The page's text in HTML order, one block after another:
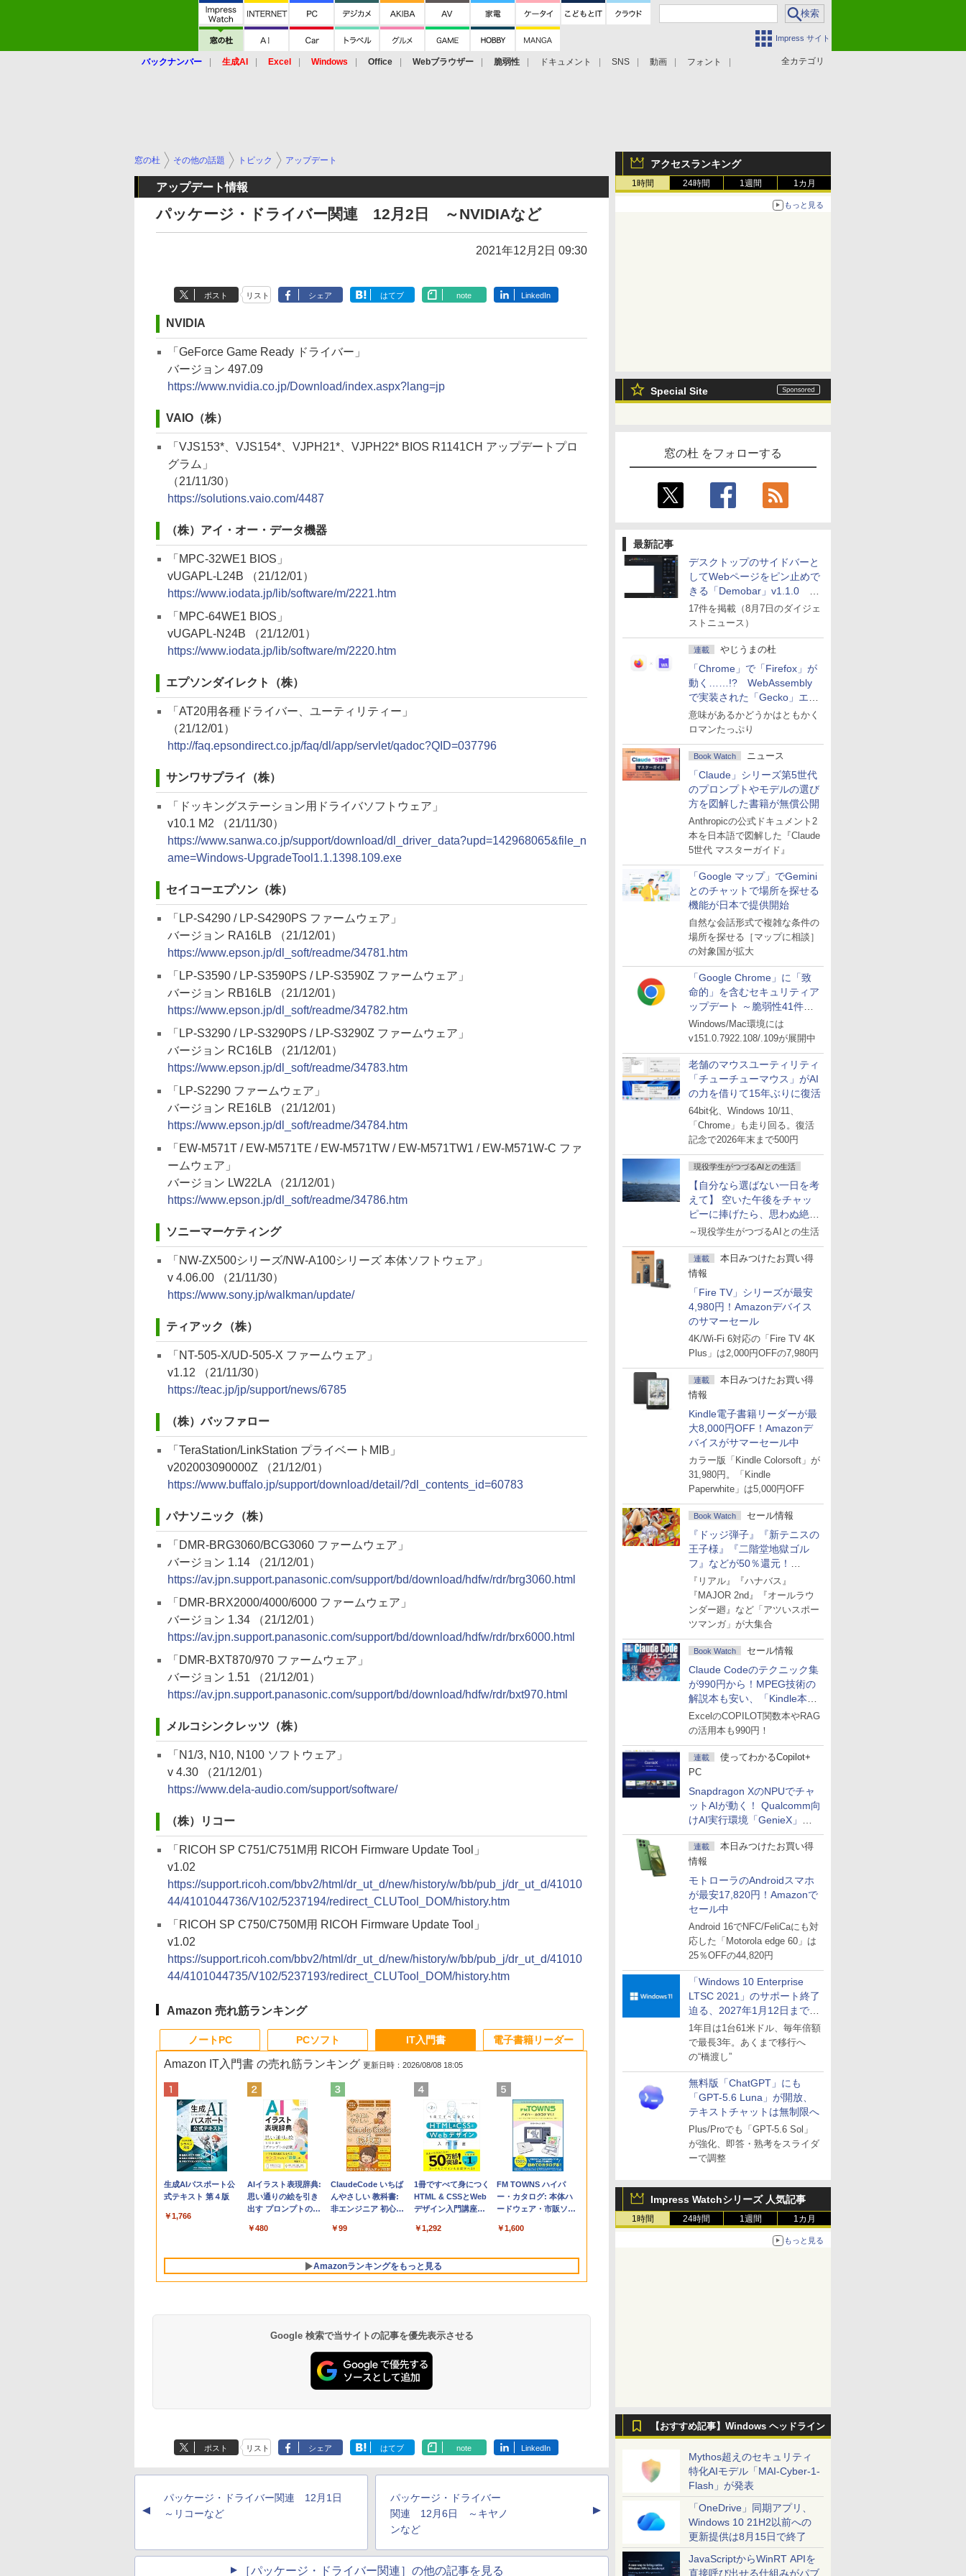
Impress サイト
全カテゴリ
バックナンバー 生成AI Excel Windows Office Webブラウザー 脆弱性 ドキュメント SNS 動画 フォント
アクセスランキング
1時間 24時間 1週間 1カ月
もっと見る
Special Site
窓の杜 をフォローする
最新記事
デスクトップのサイドバーと
してWebページをピン止めで
きる「Demobar」v1.1.0 ほ
か
17件を掲載（8月7日のダイジェ
ストニュース）
連載 やじうまの杜
「Chrome」で「Firefox」が
動く……!? WebAssembly
で実装された「Gecko」エン
ジン
意味があるかどうかはともかく
ロマンたっぷり
Book Watch ニュース
「Claude」シリーズ第5世代
のプロンプトやモデルの選び
方を図解した書籍が無償公開
Anthropicの公式ドキュメント2
本を日本語で図解した『Claude
5世代 マスターガイド』
「Google マップ」でGemini
とのチャットで場所を探せる
機能が日本で提供開始
自然な会話形式で複雑な条件の
場所を探せる［マップに相談］
の対象国が拡大
「Google Chrome」に「致
命的」を含むセキュリティア
ップデート ～脆弱性41件に
対処
Windows/Mac環境には
v151.0.7922.108/.109が展開中
老舗のマウスユーティリティ
「チューチューマウス」がAI
の力を借りて15年ぶりに復活
64bit化、Windows 10/11、
「Chrome」も走り回る。復活
記念で2026年末まで500円
現役学生がつづるAIとの生活
【自分なら選ばない一日を考
えて】 空いた午後をチャッ
ピーに捧げたら、思わぬ絶景
に出会った話
～現役学生がつづるAIとの生活
連載
本日みつけたお買い得
情報
「Fire TV」シリーズが最安
4,980円！Amazonデバイス
のサマーセール
4K/Wi-Fi 6対応の「Fire TV 4K
Plus」は2,000円OFFの7,980円
連載
本日みつけたお買い得
情報
Kindle電子書籍リーダーが最
大8,000円OFF！Amazonデ
バイスがサマーセール中
カラー版「Kindle Colorsoft」が
31,980円。「Kindle
Paperwhite」は5,000円OFF
Book Watch セール情報
『ドッジ弾子』『新テニスの
王子様』『二階堂地獄ゴル
フ』などが50％還元！
Amazonマンガ週末セール
『リアル』『ハナバス』
『MAJOR 2nd』『オールラウ
ンダー廻』など「アツいスポー
ツマンガ」が大集合
Book Watch セール情報
Claude Codeのテクニック集
が990円から！MPEG技術の
解説本も安い、「Kindle本サ
マーセール」第2弾開始！
ExcelのCOPILOT関数本やRAG
の活用本も990円！
連載
使ってわかるCopilot+
PC
Snapdragon XのNPUでチャ
ットAIが動く！ Qualcomm向
けAI実行環境「GenieX」を
試してみた
連載
本日みつけたお買い得
情報
モトローラのAndroidスマホ
が最安17,820円！Amazonで
セール中
Android 16でNFC/FeliCaにも対
応した「Motorola edge 60」は
25％OFFの44,820円
「Windows 10 Enterprise
LTSC 2021」のサポート終了
迫る、2027年1月12日まで
～ESUは9月1日から販売
1年目は1台61米ドル、毎年倍額
で最長3年。あくまで移行へ
の“橋渡し”
無料版「ChatGPT」にも
「GPT-5.6 Luna」が開放、
テキストチャットは無制限へ
Plus/Proでも「GPT-5.6 Sol」
が強化、即答・熟考をスライダ
ーで調整
Impress Watchシリーズ 人気記事
1時間 24時間 1週間 1カ月
もっと見る
【おすすめ記事】Windows ヘッドライン
Mythos超えのセキュリティ
特化AIモデル「MAI-Cyber-1-
Flash」が発表
「OneDrive」同期アプリ、
Windows 10 21H2以前への
更新提供は8月15日で終了
JavaScriptからWinRT APIを
直接呼び出せる仕組みがパブ
窓の杜 その他の話題 トピック アップデート
アップデート情報
パッケージ・ドライバー関連 12月2日 ～NVIDIAなど
2021年12月2日 09:30
ポスト リスト シェア はてブ note LinkedIn
NVIDIA
「GeForce Game Ready ドライバー」
バージョン 497.09
https://www.nvidia.co.jp/Download/index.aspx?lang=jp
VAIO（株）
「VJS153*、VJS154*、VJPH21*、VJPH22* BIOS R1141CH アップデートプロ
グラム」
（21/11/30）
https://solutions.vaio.com/4487
（株）アイ・オー・データ機器
「MPC-32WE1 BIOS」
vUGAPL-L24B （21/12/01）
https://www.iodata.jp/lib/software/m/2221.htm
「MPC-64WE1 BIOS」
vUGAPL-N24B （21/12/01）
https://www.iodata.jp/lib/software/m/2220.htm
エプソンダイレクト（株）
「AT20用各種ドライバー、ユーティリティー」
（21/12/01）
http://faq.epsondirect.co.jp/faq/dl/app/servlet/qadoc?QID=037796
サンワサプライ（株）
「ドッキングステーション用ドライバソフトウェア」
v10.1 M2 （21/11/30）
https://www.sanwa.co.jp/support/download/dl_driver_data?upd=142968065&file_n
ame=Windows-UpgradeTool1.1.1398.109.exe
セイコーエプソン（株）
「LP-S4290 / LP-S4290PS ファームウェア」
バージョン RA16LB （21/12/01）
https://www.epson.jp/dl_soft/readme/34781.htm
「LP-S3590 / LP-S3590PS / LP-S3590Z ファームウェア」
バージョン RB16LB （21/12/01）
https://www.epson.jp/dl_soft/readme/34782.htm
「LP-S3290 / LP-S3290PS / LP-S3290Z ファームウェア」
バージョン RC16LB （21/12/01）
https://www.epson.jp/dl_soft/readme/34783.htm
「LP-S2290 ファームウェア」
バージョン RE16LB （21/12/01）
https://www.epson.jp/dl_soft/readme/34784.htm
「EW-M571T / EW-M571TE / EW-M571TW / EW-M571TW1 / EW-M571W-C ファ
ームウェア」
バージョン LW22LA （21/12/01）
https://www.epson.jp/dl_soft/readme/34786.htm
ソニーマーケティング
「NW-ZX500シリーズ/NW-A100シリーズ 本体ソフトウェア」
v 4.06.00 （21/11/30）
https://www.sony.jp/walkman/update/
ティアック（株）
「NT-505-X/UD-505-X ファームウェア」
v1.12 （21/11/30）
https://teac.jp/jp/support/news/6785
（株）バッファロー
「TeraStation/LinkStation プライベートMIB」
v202003090000Z （21/12/01）
https://www.buffalo.jp/support/download/detail/?dl_contents_id=60783
パナソニック（株）
「DMR-BRG3060/BCG3060 ファームウェア」
バージョン 1.14 （21/12/01）
https://av.jpn.support.panasonic.com/support/bd/download/hdfw/rdr/brg3060.html
「DMR-BRX2000/4000/6000 ファームウェア」
バージョン 1.34 （21/12/01）
https://av.jpn.support.panasonic.com/support/bd/download/hdfw/rdr/brx6000.html
「DMR-BXT870/970 ファームウェア」
バージョン 1.51 （21/12/01）
https://av.jpn.support.panasonic.com/support/bd/download/hdfw/rdr/bxt970.html
メルコシンクレッツ（株）
「N1/3, N10, N100 ソフトウェア」
v 4.30 （21/12/01）
https://www.dela-audio.com/support/software/
（株）リコー
「RICOH SP C751/C751M用 RICOH Firmware Update Tool」
v1.02
https://support.ricoh.com/bbv2/html/dr_ut_d/new/history/w/bb/pub_j/dr_ut_d/41010
44/4101044736/V102/5237194/redirect_CLUTool_DOM/history.htm
「RICOH SP C750/C750M用 RICOH Firmware Update Tool」
v1.02
https://support.ricoh.com/bbv2/html/dr_ut_d/new/history/w/bb/pub_j/dr_ut_d/41010
44/4101044735/V102/5237193/redirect_CLUTool_DOM/history.htm
Amazon 売れ筋ランキング
ノートPC
Apple 2026
MacBook Neo A18
ンチノートブック：
設計、Liquid Retina
ユニファイドメモ
tomtoc 360°保護
15.6 16インチ パソコ
ンケース Dell NEC
dynabook Lenovo
￥2,952
Apple 2026
MacBook Air M5チ
ップ搭載13インチノ
Apple Intelligence、
Retinaディスプレ
イ、16GBユニファイ
ドメモリ、1TB SSD
ド、Touch ID - ミッ
ドナイト
￥278,800
【Amazon.co.jp限
定】 HP ノートパソ
コン 15-fd 15.6イン
512GB SSD インテ
￥129,800
FMV ノートパソコン
WE1-K3 (MS 365
Personal/Copilotキー
型/Core i5/16GB/SSD
FMVWK3E15W_AZ
￥139,880
PCソフト
Robloxギフトカード
- 800 Robux 【限定
を含む】 【オンライ
インコード版
Robloxギフトカード
- 1000 Robux 【限定
バーチャルアイテム
ンゲームコード】 ロ
ンコード版
￥1,600
Microsoft Office
Home & Business
2024(最新 永続版)|オ
版|Windows11、
￥39,582
Robloxギフトカード
- 2,000 Robux 【限
定バーチャルアイテ
インゲームコード】
ラインコード版
￥3,200
Windows版 |
Minecraft (マインクラ
フト): Java & Bedrock
ード版
￥3,600
IT入門書
Amazon IT入門書 の売れ筋ランキング 更新日時：2026/08/08 18:05
生成AIパスポート公
式テキスト 第４版
￥1,766
AIイラスト表現辞典:
思い通りの絵を引き
出す プロンプトの言
ズ (はぴーイラスト
￥480
ClaudeCode いちば
んやさしい 教科書:
非エンジニア 初心者
マニュアル AI副業に
もKindle出版にも！
非エンジニアのため
のAIコーディング入
￥99
1冊ですべて身につく
HTML & CSSとWeb
デザイン入門講座
￥1,292
FM TOWNS ハイパ
ー・カタログ: 本体ハ
ードウェア・市販ソフ
トリストと最新エミュ
￥1,600
Amazonランキングをもっと見る
電子書籍リーダー
7インチディスプレ
イ、色調調節ライ
テリー、広告なし、
￥22,980
ない、大きな画面で
読みやすい、6週間持
チディスプレイ電子
チャ、16GB、広告な
￥16,980
ション (32GB) 7イン
チディスプレイ、明
調節ライト、12週間
告なし、メタリック
￥27,980
トレージ、防水、7イ
ンチカラーディスプ
ト、最大8週間持続バ
し、ブラック (2025
年発売)
￥31,980
インチカラーディスプ
レイ、64GBストレー
明るさ自動調整、色調
ムペン付き、グラファ
イト
￥115,980
Google 検索で当サイトの記事を優先表示させる
ポスト リスト シェア はてブ note LinkedIn
▲
パッケージ・ドライバー関連 12月1日
～リコーなど
パッケージ・ドライバー
関連 12月6日 ～キヤノ
ンなど
▲
［パッケージ・ドライバー関連］の他の記事を見る